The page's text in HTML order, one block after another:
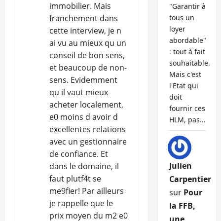
immobilier. Mais
franchement dans
cette interview, je n
ai vu au mieux qu un
conseil de bon sens,
et beaucoup de non-
sens. Evidemment
qu il vaut mieux
acheter localement,
e0 moins d avoir d
excellentes relations
avec un gestionnaire
de confiance. Et
dans le domaine, il
faut plutf4t se
me9fier! Par ailleurs
je rappelle que le
prix moyen du m2 e0
"Garantir à
tous un
loyer
abordable"
: tout à fait
souhaitable.
Mais c'est
l'Etat qui
doit
fournir ces
HLM, pas…
Julien
Carpentier
sur Pour
la FFB,